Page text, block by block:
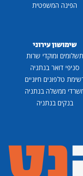
הפינה המשפטית
שימושון עירוני
תשלומים ומוקדי שרות
סניפי דואר בנתניה
טלפונים חיוניים
ממשלה בנתניה
בנקים בנתניה